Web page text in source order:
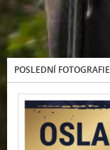
POSLEDNÍ FOTOGRAFIE